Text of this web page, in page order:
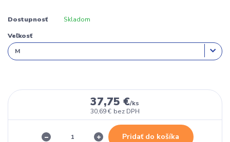
Dostupnosť Skladom
Veľkosť
37,75 €/ks
30,69 € bez DPH
Pridať do košíka